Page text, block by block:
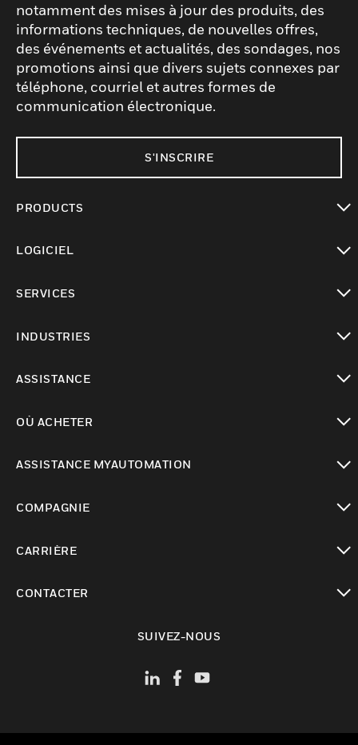
notamment des mises à jour des produits, des
informations techniques, de nouvelles offres,
des événements et actualités, des sondages, nos
promotions ainsi que divers sujets connexes par
téléphone, courriel et autres formes de
communication électronique.
S'INSCRIRE
PRODUCTS
LOGICIEL
SERVICES
INDUSTRIES
ASSISTANCE
OÙ ACHETER
ASSISTANCE MYAUTOMATION
COMPAGNIE
CARRIÈRE
CONTACTER
SUIVEZ-NOUS